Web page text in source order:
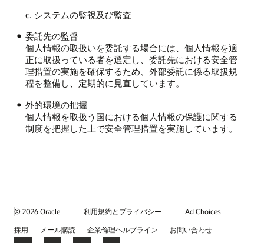
c. システムの監視及び監査
委託先の監督
個人情報の取扱いを委託する場合には、個人情報を適
正に取扱っている者を選定し、委託先における安全管
理措置の実施を確保するため、外部委託に係る取扱規
程を整備し、定期的に見直しています。
外的環境の把握
個人情報を取扱う国における個人情報の保護に関する
制度を把握した上で安全管理措置を実施しています。
© 2026 Oracle 利用規約とプライバシー
Ad Choices
採用
メール購読 企業倫理ヘルプライン お問い合わせ